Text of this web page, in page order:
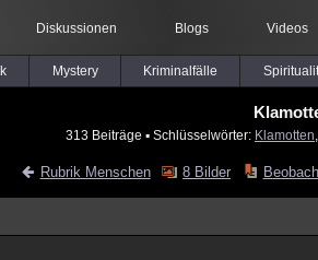
Diskussionen Blogs Videos
Mystery Kriminalfälle
313 Beiträge ▪ Schlüsselwörter: Klamotten
Rubrik Menschen 8 Bilder